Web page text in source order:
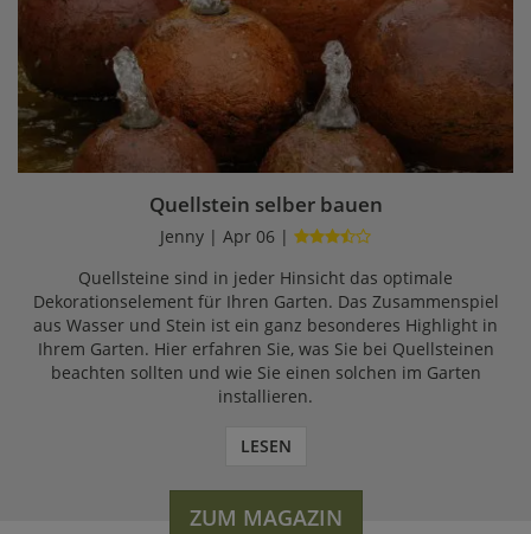
Quellstein selber bauen
Jenny | Apr 06 |
Quellsteine sind in jeder Hinsicht das optimale
Dekorationselement für Ihren Garten. Das Zusammenspiel
aus Wasser und Stein ist ein ganz besonderes Highlight in
Ihrem Garten. Hier erfahren Sie, was Sie bei Quellsteinen
beachten sollten und wie Sie einen solchen im Garten
installieren.
LESEN
ZUM MAGAZIN